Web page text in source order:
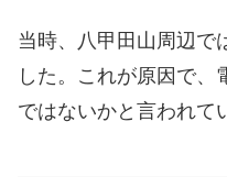
当時、八甲田山周辺で
した。これが原因で、
ではないかと言われて